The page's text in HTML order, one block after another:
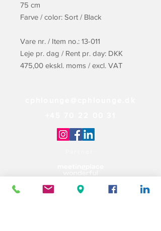
75 cm
Farve / color: Sort / Black
Vare nr. / Item no.: 13-011
Leje pr. dag / Rent pr. day: DKK
475,00 ekskl. moms / excl. VAT